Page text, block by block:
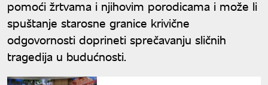
pomoći žrtvama i njihovim porodicama i može li
spuštanje starosne granice krivične
odgovornosti doprineti sprečavanju sličnih
tragedija u budućnosti.